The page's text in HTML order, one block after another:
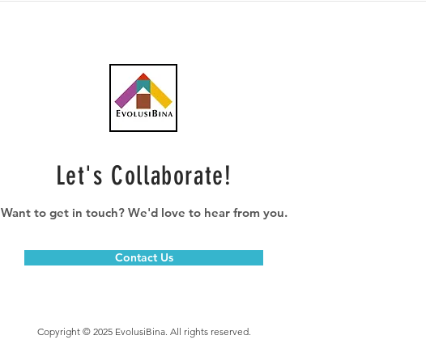
Let's Collaborate!
Want to get in touch? We'd love to hear from you.
Contact Us
Copyright © 2025 EvolusiBina. All rights reserved.